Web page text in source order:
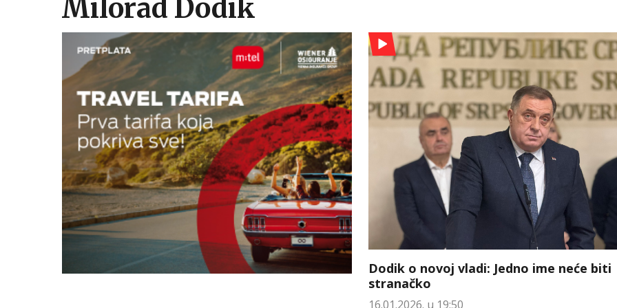
Milorad Dodik
Dodik o novoj vladi: Jedno ime neće biti
stranačko
16.01.2026. u 19:50